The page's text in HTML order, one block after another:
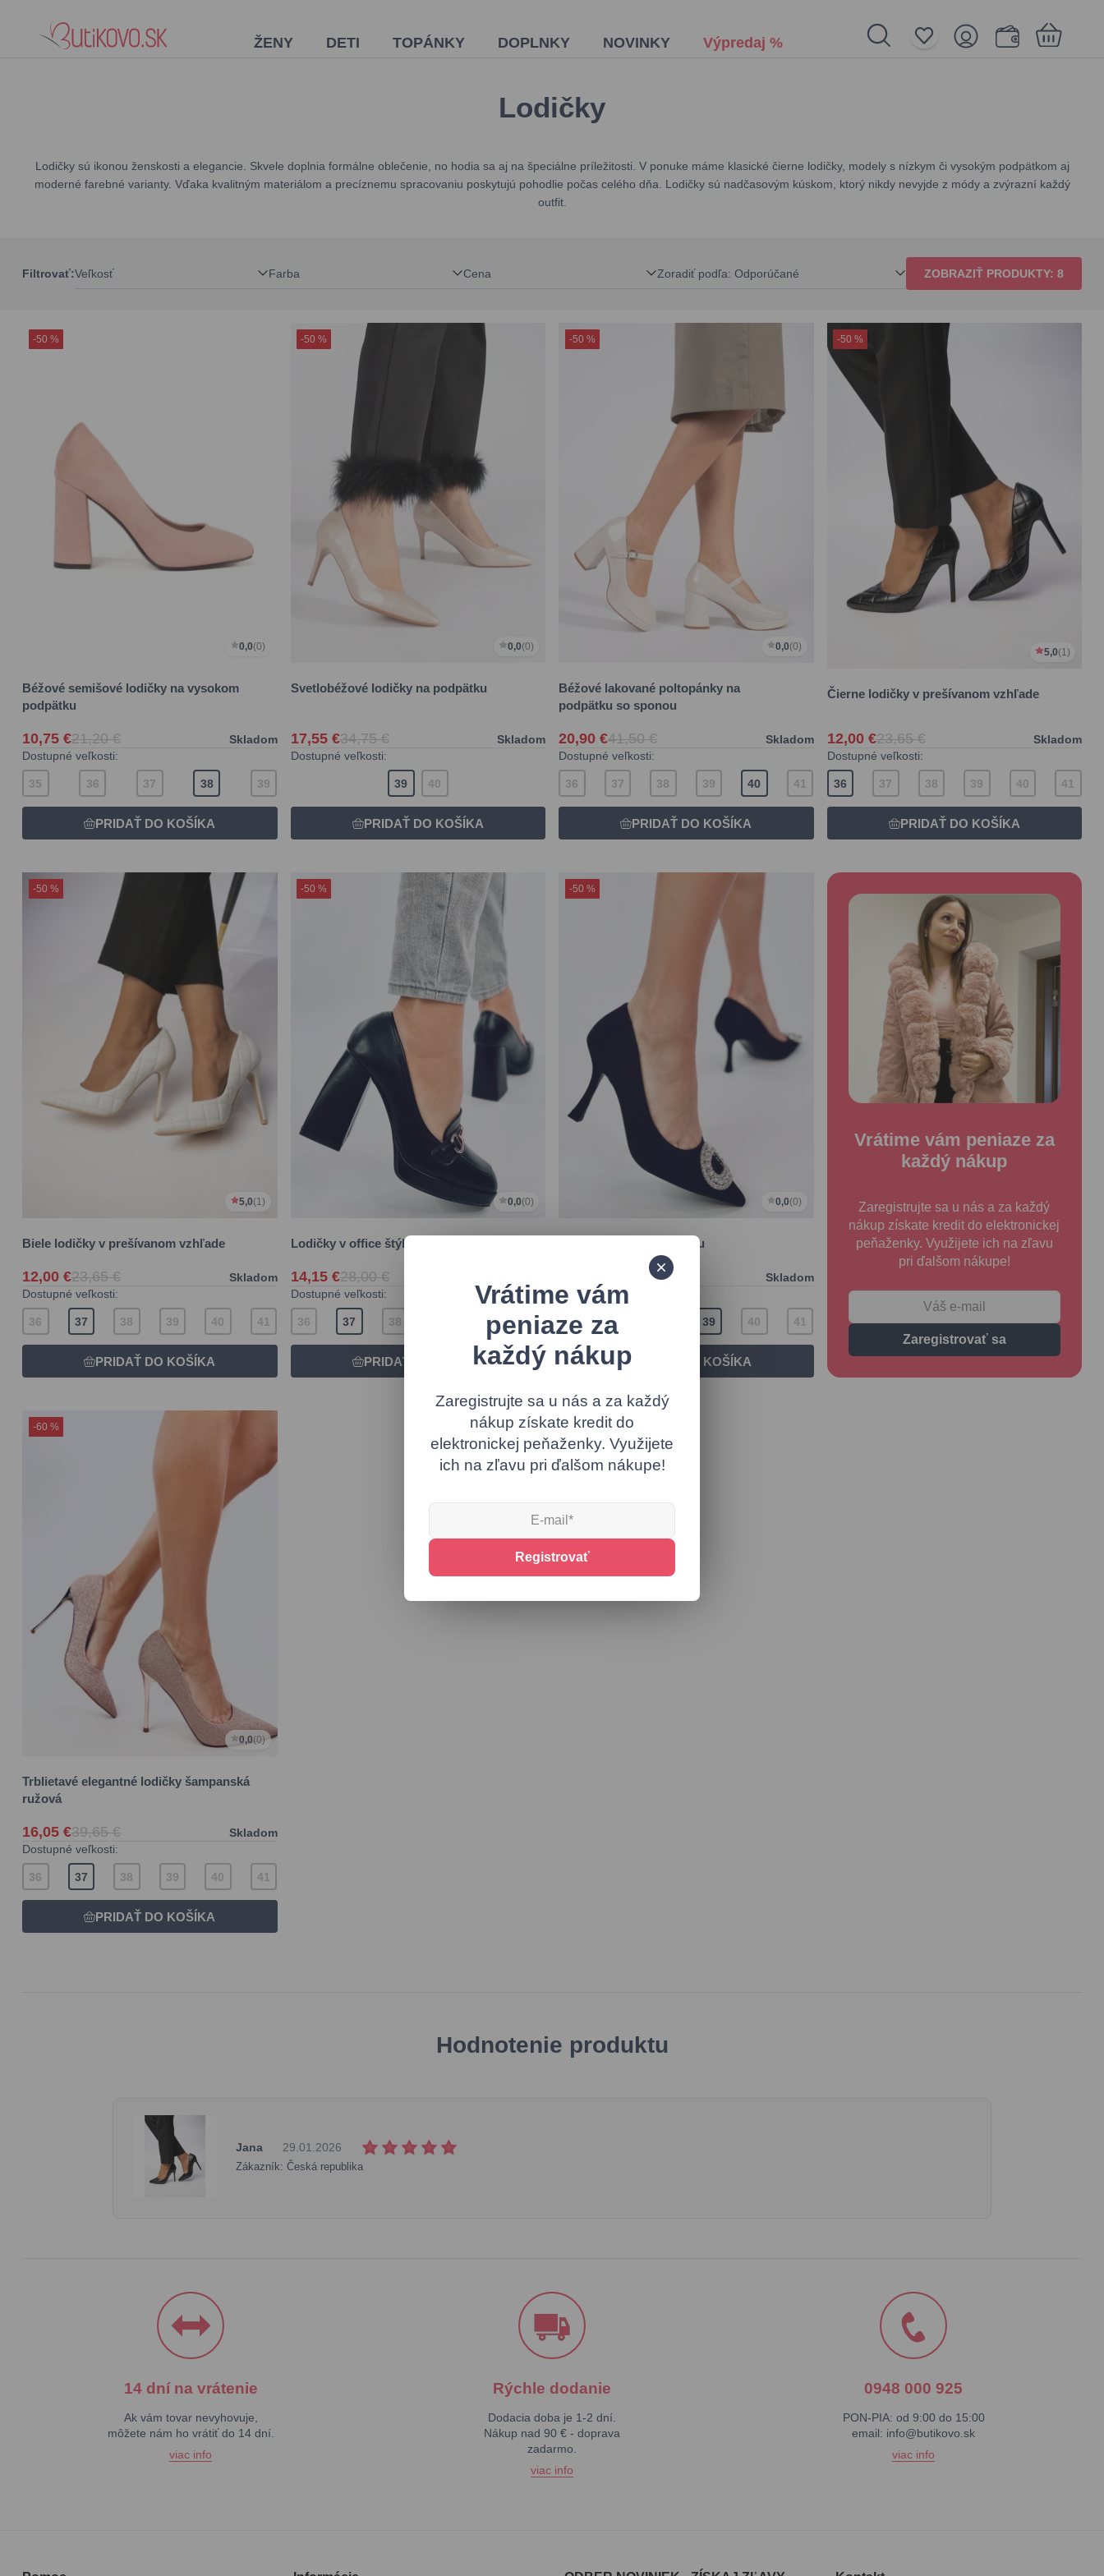
ŽENY DETI TOPÁNKY DOPLNKY NOVINKY Výpredaj %
Lodičky
Lodičky sú ikonou ženskosti a elegancie. Skvele doplnia formálne oblečenie, no hodia sa aj na špeciálne príležitosti. V ponuke máme klasické čierne lodičky, modely s nízkym či vysokým podpätkom aj
moderné farebné varianty. Vďaka kvalitným materiálom a precíznemu spracovaniu poskytujú pohodlie počas celého dňa. Lodičky sú nadčasovým kúskom, ktorý nikdy nevyjde z módy a zvýrazní každý
outfit.
Filtrovať:Veľkosť Farba Cena Zoradiť podľa: Odporúčané ZOBRAZIŤ PRODUKTY: 8
-50 %
0,0(0)
Béžové semišové lodičky na vysokom
podpätku
10,75 €21,20 €
Skladom
Dostupné veľkosti:
35 36 37 38 39
-50 %
0,0(0)
Svetlobéžové lodičky na podpätku
17,55 €34,75 €
Skladom
Dostupné veľkosti:
39 40
-50 %
0,0(0)
Béžové lakované poltopánky na
podpätku so sponou
20,90 €41,50 €
Skladom
Dostupné veľkosti:
36 37 38 39 40 41
-50 %
5,0(1)
Čierne lodičky v prešívanom vzhľade
12,00 €23,65 €
Skladom
Dostupné veľkosti:
36 37 38 39 40 41
-50 %
5,0(1)
Biele lodičky v prešívanom vzhľade
12,00 €23,65 €
Skladom
Dostupné veľkosti:
36 37 38 39 40 41
-50 %
0,0(0)
Lodičky v office štýle čierne
14,15 €28,00 €
Dostupné veľkosti:
36 37 38 40 41
-50 %
0,0(0)
Čierne lodičky so sponou
27,50 €
Skladom
Dostupné veľkosti:
36 37 39 40 41
Vrátime vám peniaze za
každý nákup
Zaregistrujte sa u nás a za každý
nákup získate kredit do elektronickej
peňaženky. Využijete ich na zľavu
pri ďalšom nákupe!
Zaregistrovať sa
-60 %
0,0(0)
Trblietavé elegantné lodičky šampanská
ružová
16,05 €39,65 €
Skladom
Dostupné veľkosti:
36 37 38 39 40 41
Hodnotenie produktu
Jana 29.01.2026
Zákazník: Česká republika
14 dní na vrátenie
Ak vám tovar nevyhovuje,
môžete nám ho vrátiť do 14 dní.
viac info
Rýchle dodanie
Dodacia doba je 1-2 dní.
Nákup nad 90 € - doprava
zadarmo.
viac info
0948 000 925
PON-PIA: od 9:00 do 15:00
email: info@butikovo.sk
viac info
Vrátime vám
peniaze za
každý nákup
Zaregistrujte sa u nás a za každý
nákup získate kredit do
elektronickej peňaženky. Využijete
ich na zľavu pri ďalšom nákupe!
Registrovať